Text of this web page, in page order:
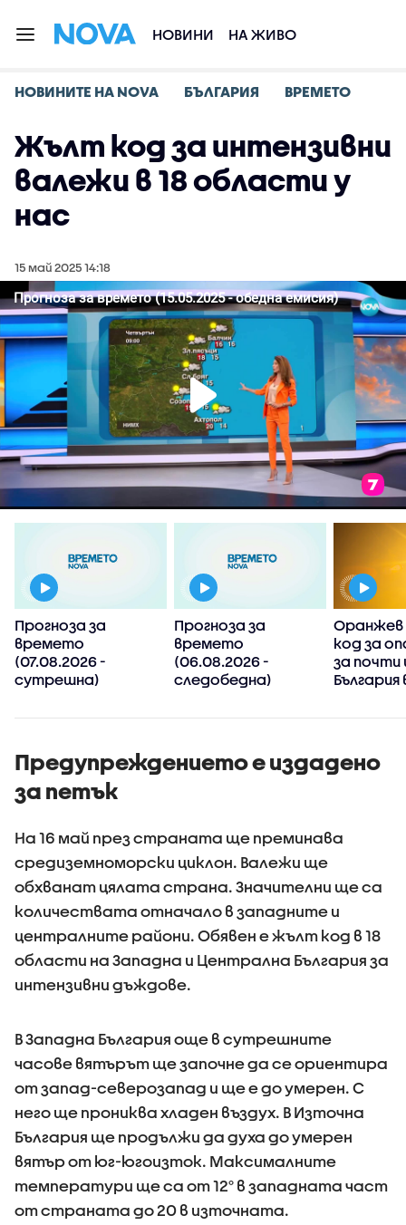
НОВИНИ НА ЖИВО
НОВИНИТЕ НА NOVA БЪЛГАРИЯ ВРЕМЕТО
Жълт код за интензивни
валежи в 18 области у
нас
15 май 2025 14:18
Прогноза за
времето
(07.08.2026 -
сутрешна)
Прогноза за
времето
(06.08.2026 -
следобедна)
Оранжев
код за
за почти
България
Предупреждението е издадено
за петък
На 16 май през страната ще преминава
средиземноморски циклон. Валежи ще
обхванат цялата страна. Значителни ще са
количествата отначало в западните и
централните райони. Обявен е жълт код в 18
области на Западна и Централна България за
интензивни дъждове.
В Западна България още в сутрешните
часове вятърът ще започне да се ориентира
от запад-северозапад и ще е до умерен. С
него ще прониква хладен въздух. В Източна
България ще продължи да духа до умерен
вятър от юг-югоизток. Максималните
температури ще са от 12° в западната част
от страната до 20 в източната.